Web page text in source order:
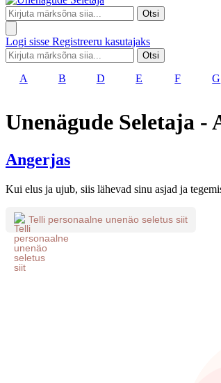
Otsi
Logi sisse Registreeru kasutajaks
Otsi
A B D E F G
Unenägude Seletaja -
Angerjas
Kui elus ja ujub, siis lähevad sinu asjad ja
Telli personaalne unenäo seletus siit